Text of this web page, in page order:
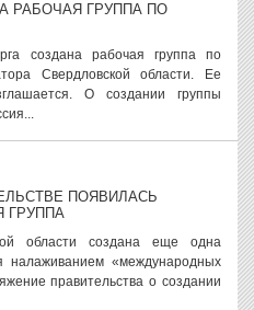
РАБОЧАЯ ГРУППА ПО
создана рабочая группа по
Свердловской области. Ее
О создании группы
ПОЯВИЛАСЬ
ГРУППА
области создана еще одна
налаживанием «международных
правительства о создании